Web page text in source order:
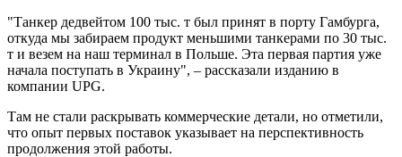
"Танкер дедвейтом 100 тыс. т был принят в порту Гамбурга,
откуда мы забираем продукт меньшими танкерами по 30 тыс.
т и везем на наш терминал в Польше. Эта первая партия уже
начала поступать в Украину", – рассказали изданию в
компании UPG.
Там не стали раскрывать коммерческие детали, но отметили,
что опыт первых поставок указывает на перспективность
продолжения этой работы.